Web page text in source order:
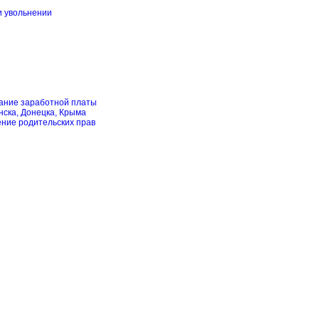
увольнении
заработной платы
Донецка, Крыма
родительских прав